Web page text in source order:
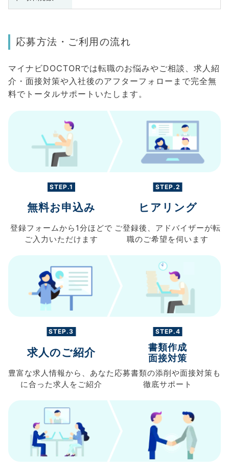
応募方法・ご利用の流れ
マイナビDOCTORでは転職のお悩みやご相談、求人紹
介・面接対策や入社後のアフターフォローまで完全無
料でトータルサポートいたします。
STEP.1
無料お申込み
登録フォームから 1分ほどで
ご入力 いただけます
STEP.2
ヒアリング
ご登録後、 アドバイザーが転
職のご希望を伺います
STEP.3
求人のご紹介
豊富な求人情報から、 あなた
に合った求人を ご紹介
STEP.4
書類作成
面接対策
応募書類の添削や面接対策も
徹底サポート